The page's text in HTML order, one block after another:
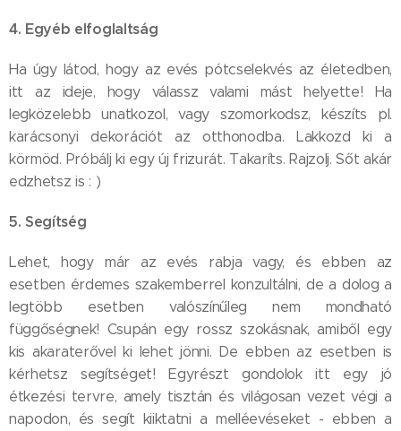
4. Egyéb elfoglaltság
Ha úgy látod, hogy az evés pótcselekvés az életedben,
itt az ideje, hogy válassz valami mást helyette! Ha
legközelebb unatkozol, vagy szomorkodsz, készíts pl.
karácsonyi dekorációt az otthonodba. Lakkozd ki a
körmöd. Próbálj ki egy új frizurát. Takaríts. Rajzolj. Sőt akár
edzhetsz is : )
5. Segítség
Lehet, hogy már az evés rabja vagy, és ebben az
esetben érdemes szakemberrel konzultálni, de a dolog a
legtöbb esetben valószínűleg nem mondható
függőségnek! Csupán egy rossz szokásnak, amiből egy
kis akaraterővel ki lehet jönni. De ebben az esetben is
kérhetsz segítséget! Egyrészt gondolok itt egy jó
étkezési tervre, amely tisztán és világosan vezet végi a
napodon, és segít kiiktatni a melléevéseket - ebben a